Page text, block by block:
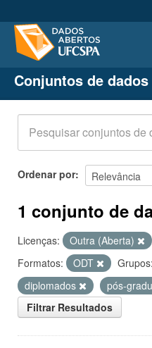
Conjuntos de dados
Organizações
Grupos
Sobre
Conjuntos de dados
Ordenar por
1 conjunto de
Licenças: Outra (Aberta)
Formatos:
ODT Grupos:
diplomados
pós-
Filtrar Resultados